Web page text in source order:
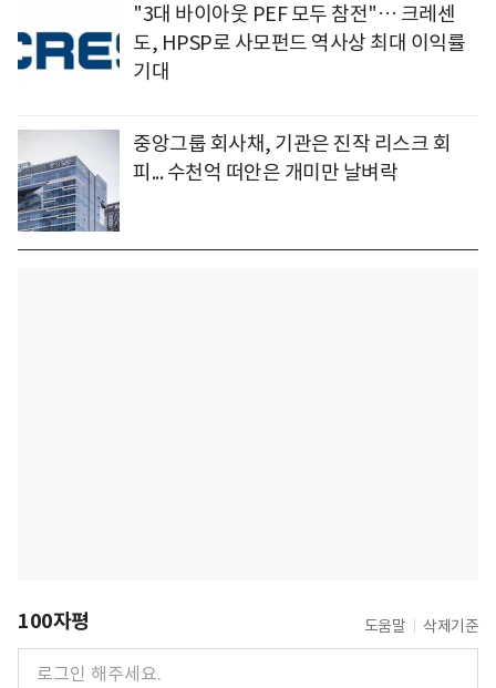
"3대 바이아웃 PEF 모두 참전"… 크레센
도, HPSP로 사모펀드 역사상 최대 이익률
기대
중앙그룹 회사채, 기관은 진작 리스크 회
피... 수천억 떠안은 개미만 날벼락
100자평 도움말 삭제기준